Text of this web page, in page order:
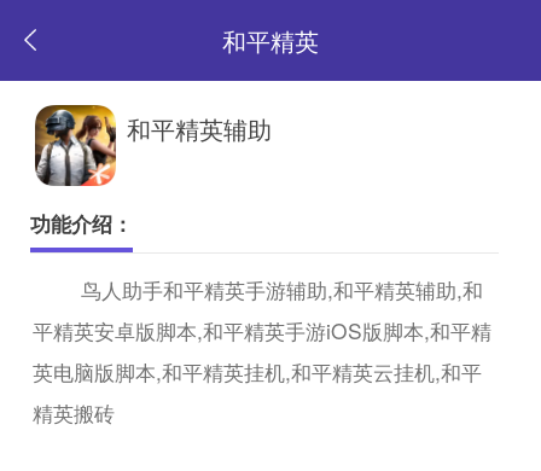
和平精英
返
页
和平精英辅助
功能介绍：
鸟人助手和平精英手游辅助,和平精英辅助,和
平精英安卓版脚本,和平精英手游iOS版脚本,和平精
英电脑版脚本,和平精英挂机,和平精英云挂机,和平
精英搬砖